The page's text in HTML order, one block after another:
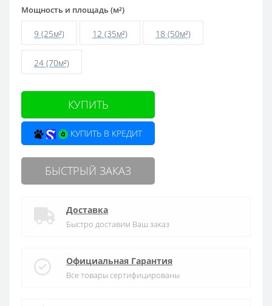
Мощность и площадь (м²)
9 (25м²) 12 (35м²) 18 (50м²)
24 (70м²)
КУПИТЬ
КУПИТЬ В КРЕДИТ
БЫСТРЫЙ ЗАКАЗ
Доставка
Быстро доставим Ваш заказ
Официальная Гарантия
Все товары сертифицированы